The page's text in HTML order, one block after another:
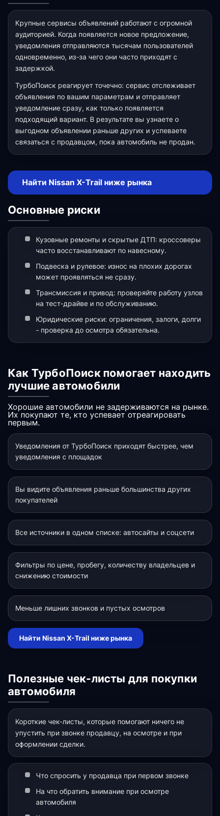
Крупные сервисы объявлений работают с огромной
аудиторией. Когда появляется новое предложение,
уведомления отправляются тысячам пользователей
одновременно, из-за чего они часто приходят с
задержкой.
ТурбоПоиск реагирует точечно: сервис отслеживает
объявления по вашим параметрам и отправляет
уведомление сразу, как только появляется
подходящий вариант. В результате вы узнаете о
выгодном объявлении раньше других и успеваете
связаться с продавцом, пока автомобиль не продан.
Найти Nissan X-Trail ниже рынка
Основные риски
Кузовные ремонты и скрытые ДТП: кроссоверы
часто восстанавливают по навесному.
Подвеска и рулевое: износ на плохих дорогах
может проявляться не сразу.
Трансмиссия и привод: проверяйте работу узлов
на тест-драйве и по обслуживанию.
Юридические риски: ограничения, залоги, долги
- проверка до осмотра обязательна.
Как ТурбоПоиск помогает находить
лучшие автомобили
Хорошие автомобили не задерживаются на рынке.
Их покупают те, кто успевает отреагировать
первым.
Уведомления от ТурбоПоиск приходят быстрее, чем
уведомления с площадок
Вы видите объявления раньше большинства других
покупателей
Все источники в одном списке: автосайты и соцсети
Фильтры по цене, пробегу, количеству владельцев и
снижению стоимости
Меньше лишних звонков и пустых осмотров
Найти Nissan X-Trail ниже рынка
Полезные чек-листы для покупки
автомобиля
Короткие чек-листы, которые помогают ничего не
упустить при звонке продавцу, на осмотре и при
оформлении сделки.
Что спросить у продавца при первом звонке
На что обратить внимание при осмотре
автомобиля